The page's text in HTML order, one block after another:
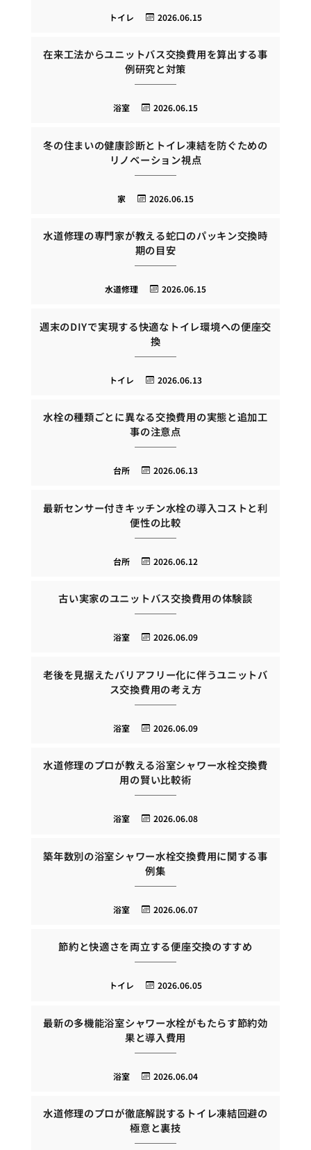
2026.06.15
トイレ
在来工法からユニットバス交換費用を算出する事
例研究と対策
2026.06.15
浴室
冬の住まいの健康診断とトイレ凍結を防ぐための
リノベーション視点
2026.06.15
家
水道修理の専門家が教える蛇口のパッキン交換時
期の目安
2026.06.15
水道修理
週末のDIYで実現する快適なトイレ環境への便座交
換
2026.06.13
トイレ
水栓の種類ごとに異なる交換費用の実態と追加工
事の注意点
2026.06.13
台所
最新センサー付きキッチン水栓の導入コストと利
便性の比較
2026.06.12
台所
古い実家のユニットバス交換費用の体験談
2026.06.09
浴室
老後を見据えたバリアフリー化に伴うユニットバ
ス交換費用の考え方
2026.06.09
浴室
水道修理のプロが教える浴室シャワー水栓交換費
用の賢い比較術
2026.06.08
浴室
築年数別の浴室シャワー水栓交換費用に関する事
例集
2026.06.07
浴室
節約と快適さを両立する便座交換のすすめ
2026.06.05
トイレ
最新の多機能浴室シャワー水栓がもたらす節約効
果と導入費用
2026.06.04
浴室
水道修理のプロが徹底解説するトイレ凍結回避の
極意と裏技